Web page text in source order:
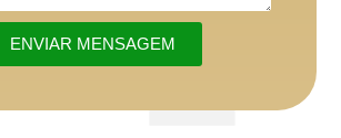
ENVIAR MENSAGEM